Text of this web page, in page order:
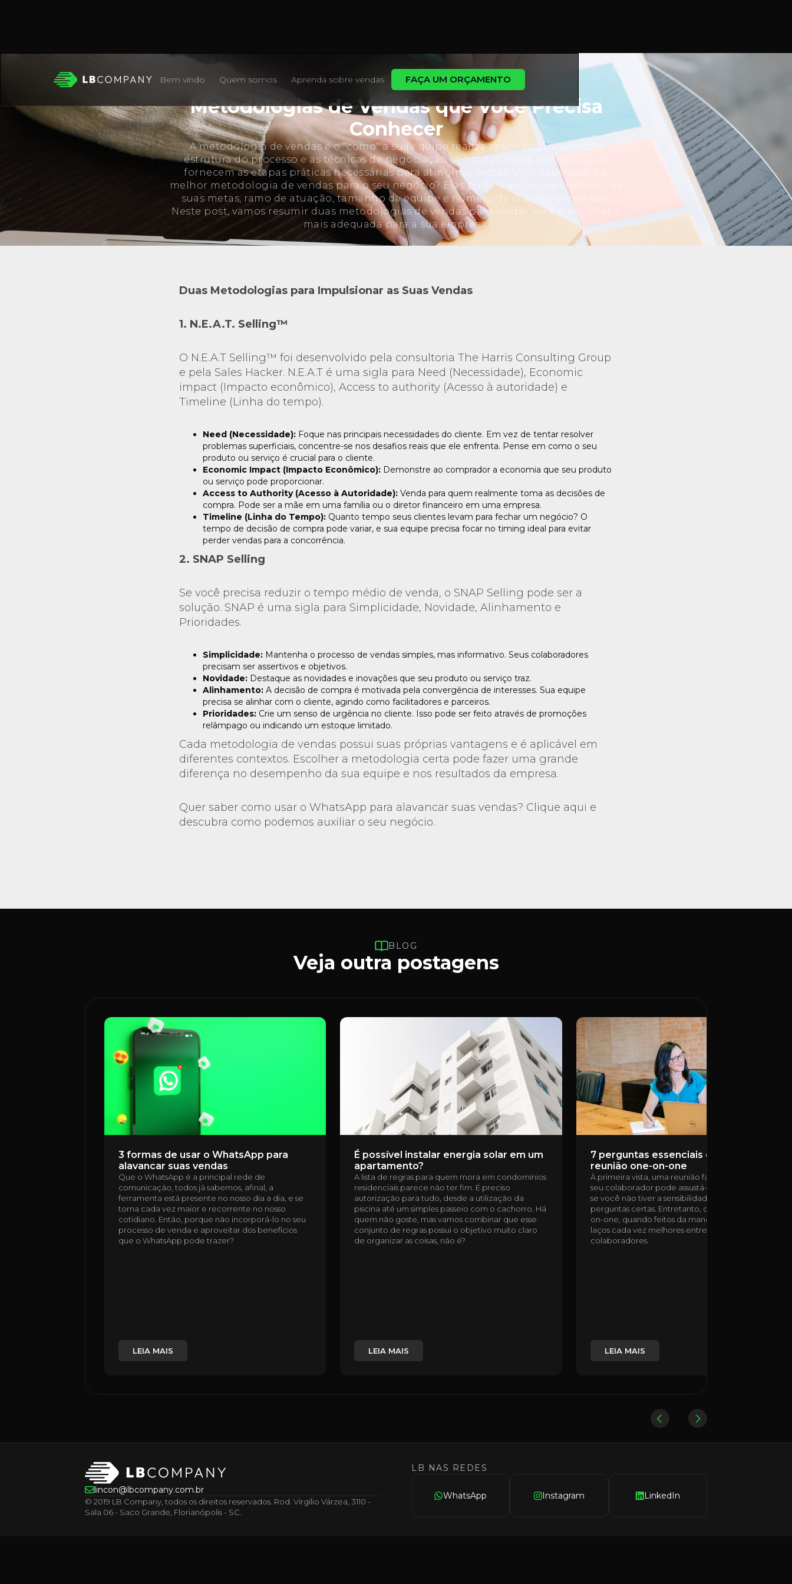
Bem vindo Quem somos Aprenda sobre vendas FAÇA UM ORÇAMENTO
19 de jul. de 2021
Metodologias de Vendas que Você Precisa
Conhecer
A metodologia de vendas é o "como" a sua equipe realiza as vendas, incluindo a
estrutura do processo e as técnicas de negociação utilizadas. Essas metodologias
fornecem as etapas práticas necessárias para atingir as metas. Você sabe qual é a
melhor metodologia de vendas para o seu negócio? Elas podem variar dependendo de
suas metas, ramo de atuação, tamanho da equipe e número de clientes atendidos.
Neste post, vamos resumir duas metodologias de vendas para ajudar você a escolher a
mais adequada para a sua empresa.
Duas Metodologias para Impulsionar as Suas Vendas
1. N.E.A.T. Selling™
O N.E.A.T Selling™ foi desenvolvido pela consultoria The Harris Consulting Group
e pela Sales Hacker. N.E.A.T é uma sigla para Need (Necessidade), Economic
impact (Impacto econômico), Access to authority (Acesso à autoridade) e
Timeline (Linha do tempo).
Need (Necessidade): Foque nas principais necessidades do cliente. Em vez de tentar resolver
problemas superficiais, concentre-se nos desafios reais que ele enfrenta. Pense em como o seu
produto ou serviço é crucial para o cliente.
Economic Impact (Impacto Econômico): Demonstre ao comprador a economia que seu produto
ou serviço pode proporcionar.
Access to Authority (Acesso à Autoridade): Venda para quem realmente toma as decisões de
compra. Pode ser a mãe em uma família ou o diretor financeiro em uma empresa.
Timeline (Linha do Tempo): Quanto tempo seus clientes levam para fechar um negócio? O
tempo de decisão de compra pode variar, e sua equipe precisa focar no timing ideal para evitar
perder vendas para a concorrência.
2. SNAP Selling
Se você precisa reduzir o tempo médio de venda, o SNAP Selling pode ser a
solução. SNAP é uma sigla para Simplicidade, Novidade, Alinhamento e
Prioridades.
Simplicidade: Mantenha o processo de vendas simples, mas informativo. Seus colaboradores
precisam ser assertivos e objetivos.
Novidade: Destaque as novidades e inovações que seu produto ou serviço traz.
Alinhamento: A decisão de compra é motivada pela convergência de interesses. Sua equipe
precisa se alinhar com o cliente, agindo como facilitadores e parceiros.
Prioridades: Crie um senso de urgência no cliente. Isso pode ser feito através de promoções
relâmpago ou indicando um estoque limitado.
Cada metodologia de vendas possui suas próprias vantagens e é aplicável em
diferentes contextos. Escolher a metodologia certa pode fazer uma grande
diferença no desempenho da sua equipe e nos resultados da empresa.
Quer saber como usar o WhatsApp para alavancar suas vendas? Clique aqui e
descubra como podemos auxiliar o seu negócio.
BLOG
Veja outra postagens
3 formas de usar o WhatsApp para
alavancar suas vendas
Que o WhatsApp é a principal rede de
comunicação, todos já sabemos, afinal, a
ferramenta está presente no nosso dia a dia, e se
torna cada vez maior e recorrente no nosso
cotidiano. Então, porque não incorporá-lo no seu
processo de venda e aproveitar dos benefícios
que o WhatsApp pode trazer?
LEIA MAIS
É possível instalar energia solar em um
apartamento?
A lista de regras para quem mora em condomínios
residenciais parece não ter fim. É preciso
autorização para tudo, desde a utilização da
piscina até um simples passeio com o cachorro. Há
quem não goste, mas vamos combinar que esse
conjunto de regras possui o objetivo muito claro
de organizar as coisas, não é?
LEIA MAIS
7 perguntas essenciais em uma
reunião one-on-one
À primeira vista, uma reunião face a face com o
seu colaborador pode assustá-lo. Principalmente
se você não tiver a sensibilidade de ouvir e fazer as
perguntas certas. Entretanto, os encontros one-
on-one, quando feitos da maneira correta, criam
laços cada vez melhores entre gestores e
colaboradores.
LEIA MAIS
lincon@lbcompany.com.br
© 2019 LB Company, todos os direitos reservados. Rod. Virgílio Várzea, 3110 -
Sala 06 - Saco Grande, Florianópolis - SC.
LB NAS REDES
WhatsApp Instagram LinkedIn